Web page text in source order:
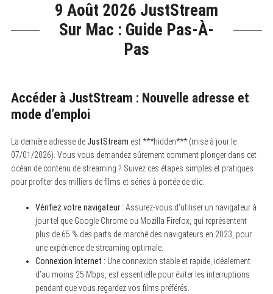
9 Août 2026 JustStream
Sur Mac : Guide Pas-À-
Pas
Accéder à JustStream : Nouvelle adresse et
mode d’emploi
La dernière adresse deJustStream est ***hidden*** (mise à jour le
07/01/2026). Vous vous demandez sûrement comment plonger dans cet
océan de contenu de streaming ? Suivez ces étapes simples et pratiques
pour profiter des milliers de films et séries à portée de clic.
Vérifiez votre navigateur : Assurez-vous d’utiliser un navigateur à
jour tel que Google Chrome ou Mozilla Firefox, qui représentent
plus de 65 % des parts de marché des navigateurs en 2023, pour
une expérience de streaming optimale.
Connexion Internet : Une connexion stable et rapide, idéalement
d’au moins 25 Mbps, est essentielle pour éviter les interruptions
pendant que vous regardez vos films préférés.